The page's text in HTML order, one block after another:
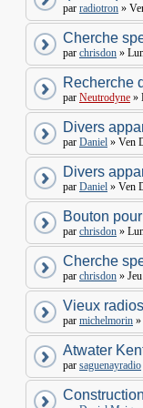
par radiotron »
Cherche
par chrisdon »
Recherche
par Neutrodyne »
Divers
par Daniel » Ven
Divers
par Daniel » Ven
Bouton
par chrisdon »
Cherche
par chrisdon »
Vieux
par michelmorin »
Atwater
par saguenayradio